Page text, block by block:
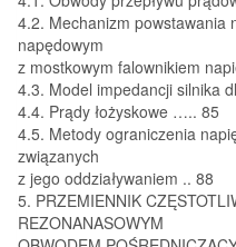
4.2. Mechanizm powstawania
napędowym
z mostkowym falownikiem
4.3. Model impedancji silnika
4.4. Prądy łożyskowe ….. 85
4.5. Metody ograniczenia
związanych
z jego oddziaływaniem .. 88
5. PRZEMIENNIK
REZONANASOWYM